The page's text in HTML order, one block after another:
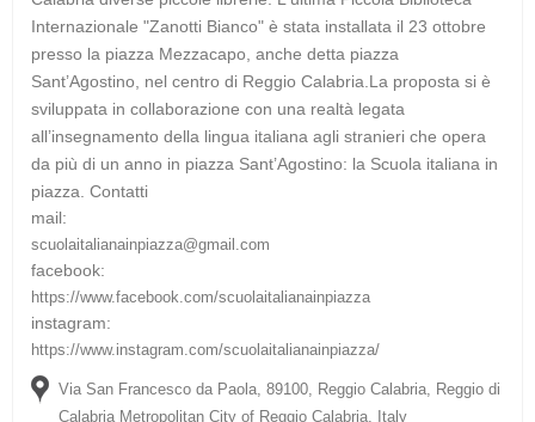
Internazionale "Zanotti Bianco" è stata installata il 23 ottobre
presso la piazza Mezzacapo, anche detta piazza
Sant’Agostino, nel centro di Reggio Calabria.La proposta si è
sviluppata in collaborazione con una realtà legata
all’insegnamento della lingua italiana agli stranieri che opera
da più di un anno in piazza Sant’Agostino: la Scuola italiana in
piazza. Contatti
mail:
scuolaitalianainpiazza@gmail.com
facebook:
https://www.facebook.com/scuolaitalianainpiazza
instagram:
https://www.instagram.com/scuolaitalianainpiazza/
Via San Francesco da Paola, 89100, Reggio Calabria, Reggio di
Calabria Metropolitan City of Reggio Calabria, Italy